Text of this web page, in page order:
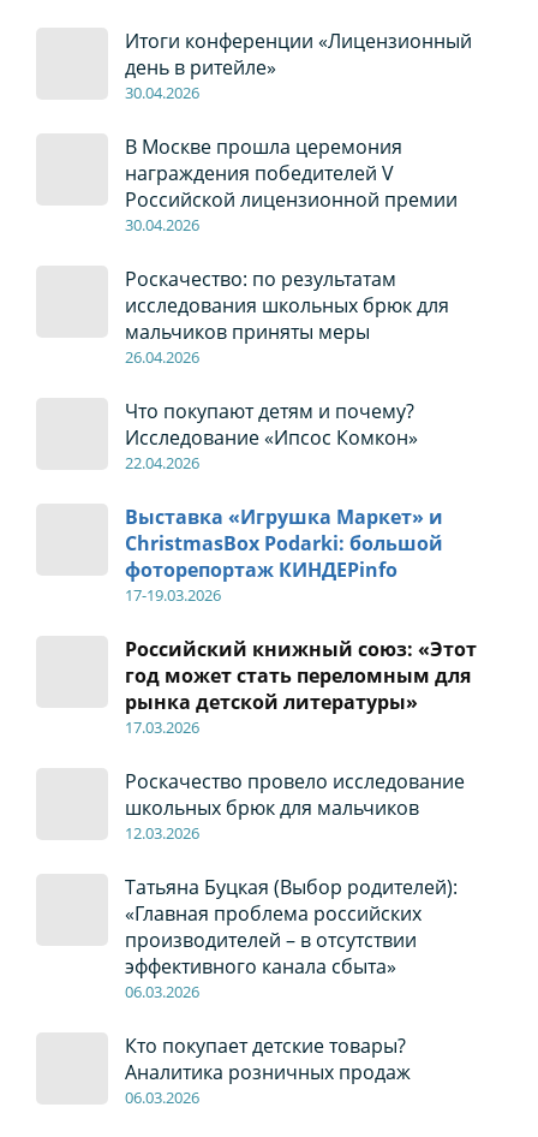
Итоги конференции «Лицензионный
день в ритейле»
30.04.2026
В Москве прошла церемония
награждения победителей V
Российской лицензионной премии
30.04.2026
Роскачество: по результатам
исследования школьных брюк для
мальчиков приняты меры
26.04.2026
Что покупают детям и почему?
Исследование «Ипсос Комкон»
22.04.2026
Выставка «Игрушка Маркет» и
ChristmasBox Podarki: большой
фоторепортаж КИНДЕРinfo
17-19.03.2026
Российский книжный союз: «Этот
год может стать переломным для
рынка детской литературы»
17.03.2026
Роскачество провело исследование
школьных брюк для мальчиков
12.03.2026
Татьяна Буцкая (Выбор родителей):
«Главная проблема российских
производителей – в отсутствии
эффективного канала сбыта»
06.03.2026
Кто покупает детские товары?
Аналитика розничных продаж
06.03.2026